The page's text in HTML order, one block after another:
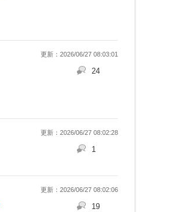
更新：2026/06/27 08:03:01
24
更新：2026/06/27 08:02:28
1
更新：2026/06/27 08:02:06
19